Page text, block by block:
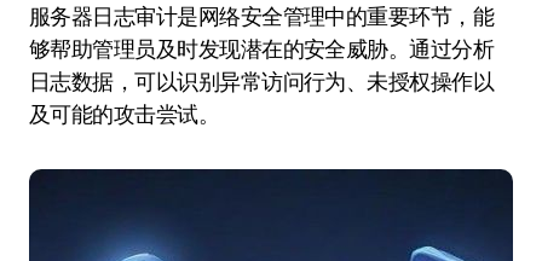
服务器日志审计是网络安全管理中的重要环节，能
够帮助管理员及时发现潜在的安全威胁。通过分析
日志数据，可以识别异常访问行为、未授权操作以
及可能的攻击尝试。